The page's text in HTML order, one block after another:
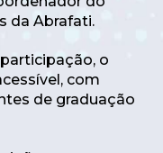
da Abrafati.
o
com
de graduação